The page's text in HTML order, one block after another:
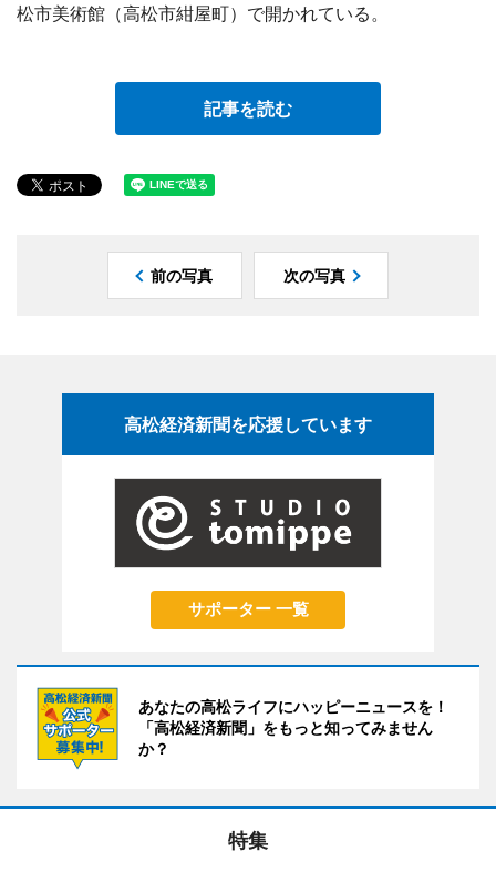
松市美術館（高松市紺屋町）で開かれている。
記事を読む
前の写真 次の写真
高松経済新聞を応援しています
サポーター 一覧
あなたの高松ライフにハッピーニュースを！
「高松経済新聞」をもっと知ってみません
か？
特集